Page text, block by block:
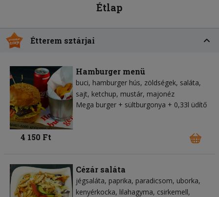
Étlap
Étterem sztárjai
Hamburger menü
buci hamburger hús zöldségek saláta
sajt ketchup mustár majonéz
Mega burger + sültburgonya + 0,33l üdítő
4 150 Ft
Cézár saláta
jégsaláta paprika paradicsom uborka
kenyérkocka lilahagyma csirkemell